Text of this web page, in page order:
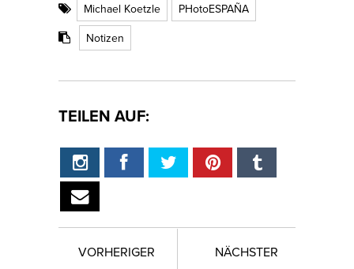
Michael Koetzle
PHotoESPAÑA
Notizen
TEILEN AUF:
VORHERIGER
NÄCHSTER